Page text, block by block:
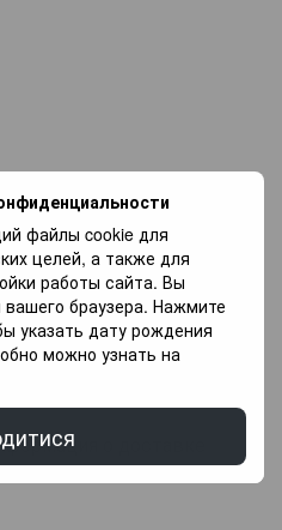
файлы cookie для
целей, а также для
работы сайта. Вы
браузера. Нажмите
указать дату рождения
можно узнать на
Гарантія
—По тарифам
—
о доставке